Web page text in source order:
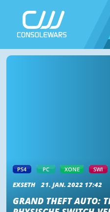
PS4 PC XONE SWI
EXSETH
21. JAN. 2022 17:42
GRAND THEFT AUTO: